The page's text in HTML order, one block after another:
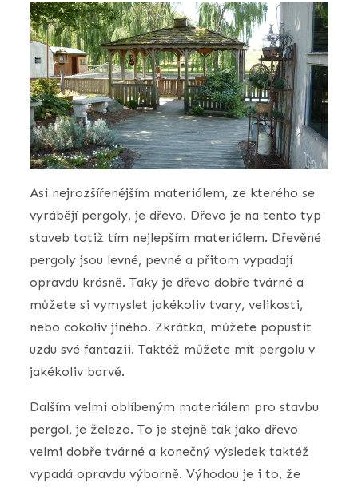
Asi nejrozšířenějším materiálem, ze kterého se
vyrábějí pergoly, je dřevo. Dřevo je na tento typ
staveb totiž tím nejlepším materiálem. Dřevěné
pergoly jsou levné, pevné a přitom vypadají
opravdu krásně. Taky je dřevo dobře tvárné a
můžete si vymyslet jakékoliv tvary, velikosti,
nebo cokoliv jiného. Zkrátka, můžete popustit
uzdu své fantazii. Taktéž můžete mít pergolu v
jakékoliv barvě.
Dalším velmi oblíbeným materiálem pro stavbu
pergol, je železo. To je stejně tak jako dřevo
velmi dobře tvárné a konečný výsledek taktéž
vypadá opravdu výborně. Výhodou je i to, že